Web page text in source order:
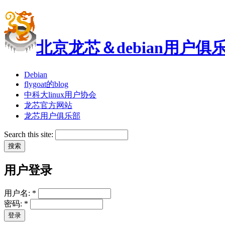
北京龙芯＆debian用户俱
Debian
flygoat的blog
中科大linux用户协会
龙芯官方网站
龙芯用户俱乐部
Search this site:
用户登录
用户名: *
密码: *